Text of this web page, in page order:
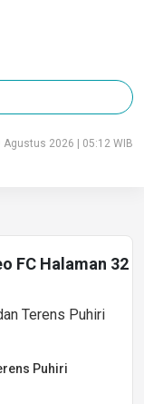
Agustus 2026 | 05:12 WIB
FC Halaman 32
Puhiri